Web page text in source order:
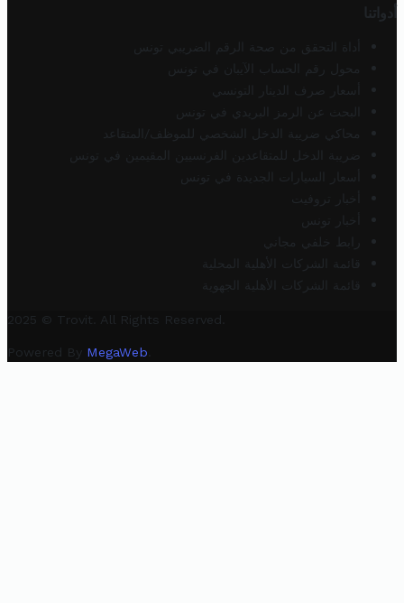
أدواتنا
أداة التحقق من صحة الرقم الضريبي تونس
محول رقم الحساب الآيبان في تونس
أسعار صرف الدينار التونسي
البحث عن الرمز البريدي في تونس
محاكي ضريبة الدخل الشخصي للموظف/المتقاعد
ضريبة الدخل للمتقاعدين الفرنسيين المقيمين في تونس
أسعار السيارات الجديدة في تونس
أخبار تروفيت
أخبار تونس
رابط خلفي مجاني
قائمة الشركات الأهلية المحلية
قائمة الشركات الأهلية الجهوية
2025 © Trovit. All Rights Reserved.
Powered By MegaWeb